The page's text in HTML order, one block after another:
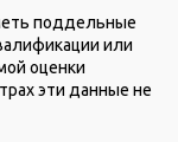
поддельные
или
оценки
эти данные не